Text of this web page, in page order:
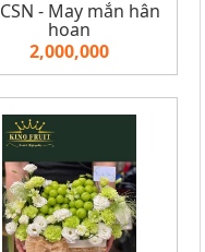
- May mắn hân
hoan
2,000,000